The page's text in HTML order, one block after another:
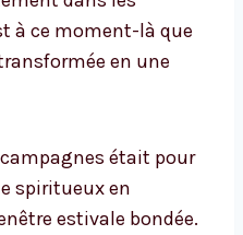
à ce moment-là que
en une
campagnes était pour
spiritueux en
estivale bondée.